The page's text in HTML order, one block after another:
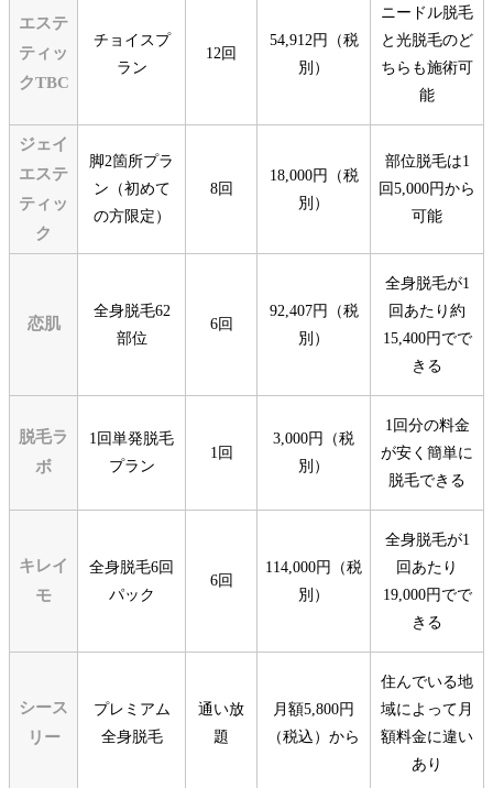
エステ
ティッ
クTBC
チョイスプ
ラン
12回
54,912円（税
別）
ニードル脱毛
と光脱毛のど
ちらも施術可
能
ジェイ
エステ
ティッ
ク
脚2箇所プラ
ン（初めて
の方限定）
8回
18,000円（税
別）
部位脱毛は1
回5,000円から
可能
恋肌
全身脱毛62
部位
6回
92,407円（税
別）
全身脱毛が1
回あたり約
15,400円でで
きる
脱毛ラ
ボ
1回単発脱毛
プラン
1回
3,000円（税
別）
1回分の料金
が安く簡単に
脱毛できる
キレイ
モ
全身脱毛6回
パック
6回
114,000円（税
別）
全身脱毛が1
回あたり
19,000円でで
きる
シース
リー
プレミアム
全身脱毛
通い放
題
月額5,800円
（税込）から
住んでいる地
域によって月
額料金に違い
あり